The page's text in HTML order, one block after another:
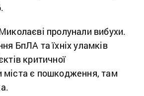
пролунали вибухи.
БпЛА та їхніх уламків
критичної
міста є пошкодження, там